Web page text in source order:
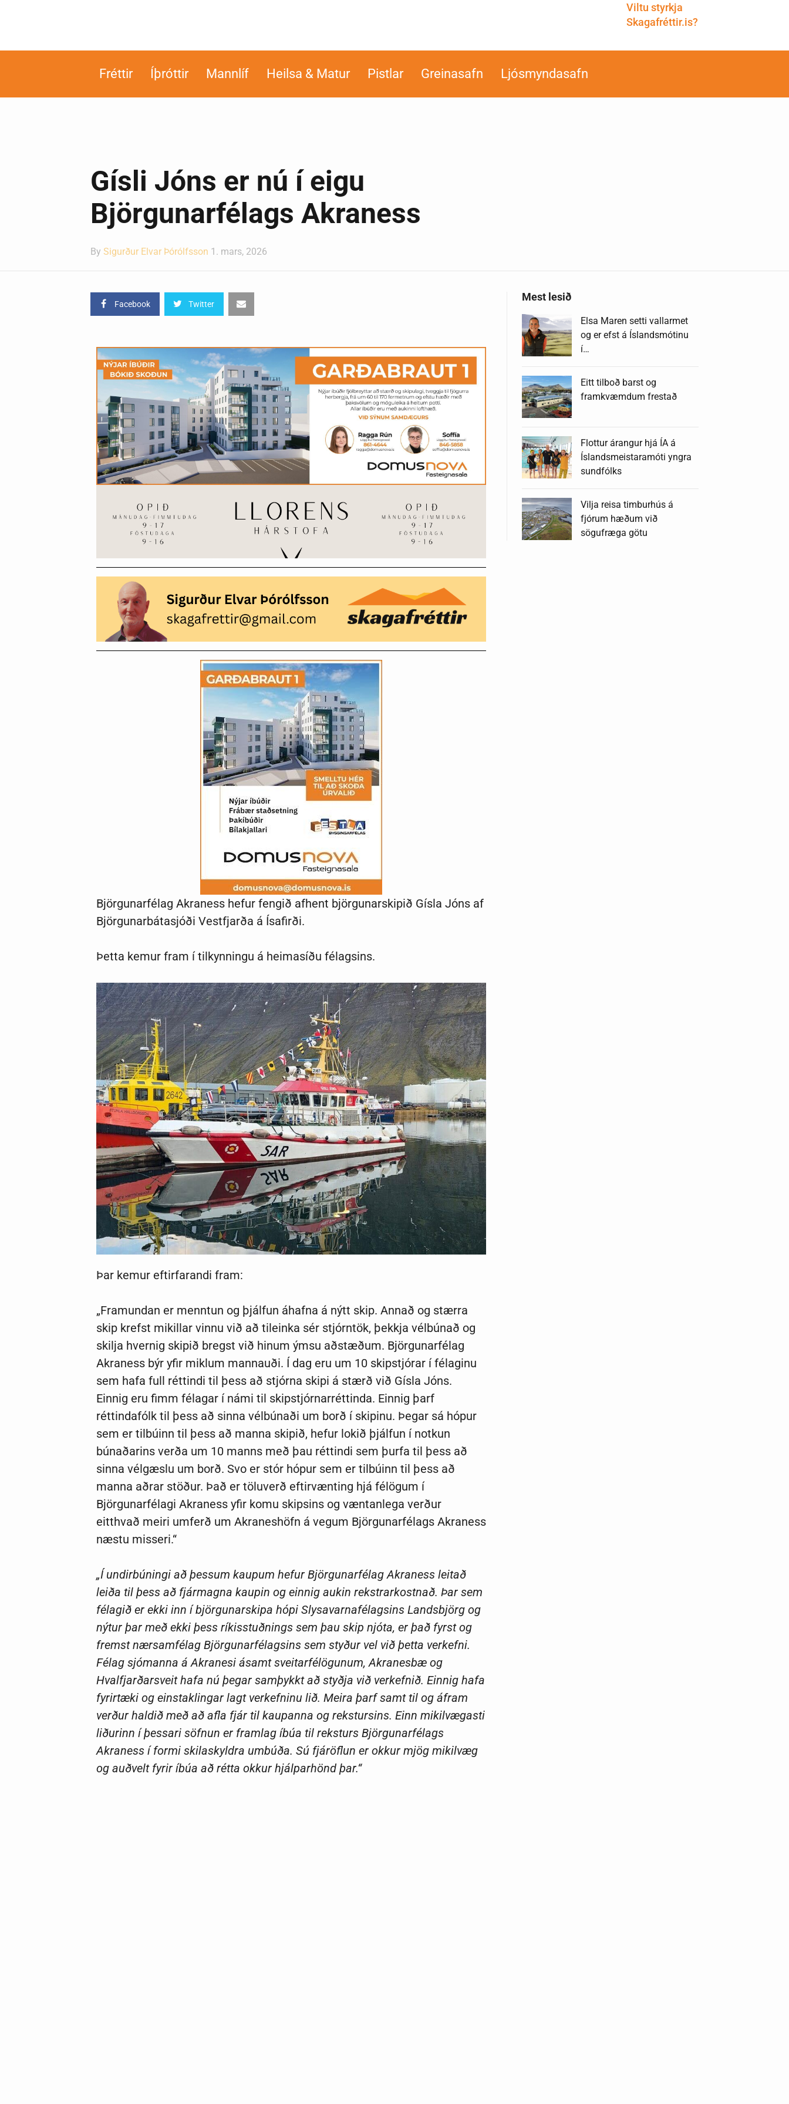
Viltu styrkja
Skagafréttir.is?
Fréttir Íþróttir Mannlíf Heilsa & Matur Pistlar Greinasafn Ljósmyndasafn
Gísli Jóns er nú í eigu
Björgunarfélags Akraness
By Sigurður Elvar Þórólfsson 1. mars, 2026
Facebook Twitter
Björgunarfélag Akraness hefur fengið afhent björgunarskipið Gísla Jóns af
Björgunarbátasjóði Vestfjarða á Ísafirði.
Þetta kemur fram í tilkynningu á heimasíðu félagsins.
Þar kemur eftirfarandi fram:
„Framundan er menntun og þjálfun áhafna á nýtt skip. Annað og stærra
skip krefst mikillar vinnu við að tileinka sér stjórntök, þekkja vélbúnað og
skilja hvernig skipið bregst við hinum ýmsu aðstæðum. Björgunarfélag
Akraness býr yfir miklum mannauði. Í dag eru um 10 skipstjórar í félaginu
sem hafa full réttindi til þess að stjórna skipi á stærð við Gísla Jóns.
Einnig eru fimm félagar í námi til skipstjórnarréttinda. Einnig þarf
réttindafólk til þess að sinna vélbúnaði um borð í skipinu. Þegar sá hópur
sem er tilbúinn til þess að manna skipið, hefur lokið þjálfun í notkun
búnaðarins verða um 10 manns með þau réttindi sem þurfa til þess að
sinna vélgæslu um borð. Svo er stór hópur sem er tilbúinn til þess að
manna aðrar stöður. Það er töluverð eftirvænting hjá félögum í
Björgunarfélagi Akraness yfir komu skipsins og væntanlega verður
eitthvað meiri umferð um Akraneshöfn á vegum Björgunarfélags Akraness
næstu misseri.“
„Í undirbúningi að þessum kaupum hefur Björgunarfélag Akraness leitað
leiða til þess að fjármagna kaupin og einnig aukin rekstrarkostnað. Þar sem
félagið er ekki inn í björgunarskipa hópi Slysavarnafélagsins Landsbjörg og
nýtur þar með ekki þess ríkisstuðnings sem þau skip njóta, er það fyrst og
fremst nærsamfélag Björgunarfélagsins sem styður vel við þetta verkefni.
Félag sjómanna á Akranesi ásamt sveitarfélögunum, Akranesbæ og
Hvalfjarðarsveit hafa nú þegar samþykkt að styðja við verkefnið. Einnig hafa
fyrirtæki og einstaklingar lagt verkefninu lið. Meira þarf samt til og áfram
verður haldið með að afla fjár til kaupanna og rekstursins. Einn mikilvægasti
liðurinn í þessari söfnun er framlag íbúa til reksturs Björgunarfélags
Akraness í formi skilaskyldra umbúða. Sú fjáröflun er okkur mjög mikilvæg
og auðvelt fyrir íbúa að rétta okkur hjálparhönd þar.“
Mest lesið
Elsa Maren setti vallarmet
og er efst á Íslandsmótinu
í…
Eitt tilboð barst og
framkvæmdum frestað
Flottur árangur hjá ÍA á
Íslandsmeistaramóti yngra
sundfólks
Vilja reisa timburhús á
fjórum hæðum við
sögufræga götu